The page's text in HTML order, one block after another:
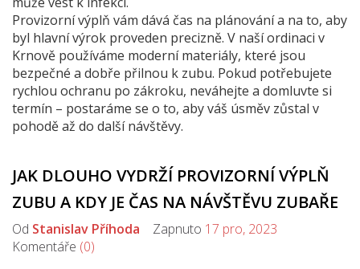
Provizorní výplň vám dává čas na plánování a na to, aby
byl hlavní výrok proveden precizně. V naší ordinaci v
Krnově používáme moderní materiály, které jsou
bezpečné a dobře přilnou k zubu. Pokud potřebujete
rychlou ochranu po zákroku, neváhejte a domluvte si
termín – postaráme se o to, aby váš úsměv zůstal v
pohodě až do další návštěvy.
JAK DLOUHO VYDRŽÍ PROVIZORNÍ VÝPLŇ
ZUBU A KDY JE ČAS NA NÁVŠTĚVU ZUBAŘE
Od Stanislav Příhoda Zapnuto 17 pro, 2023
Komentáře (0)